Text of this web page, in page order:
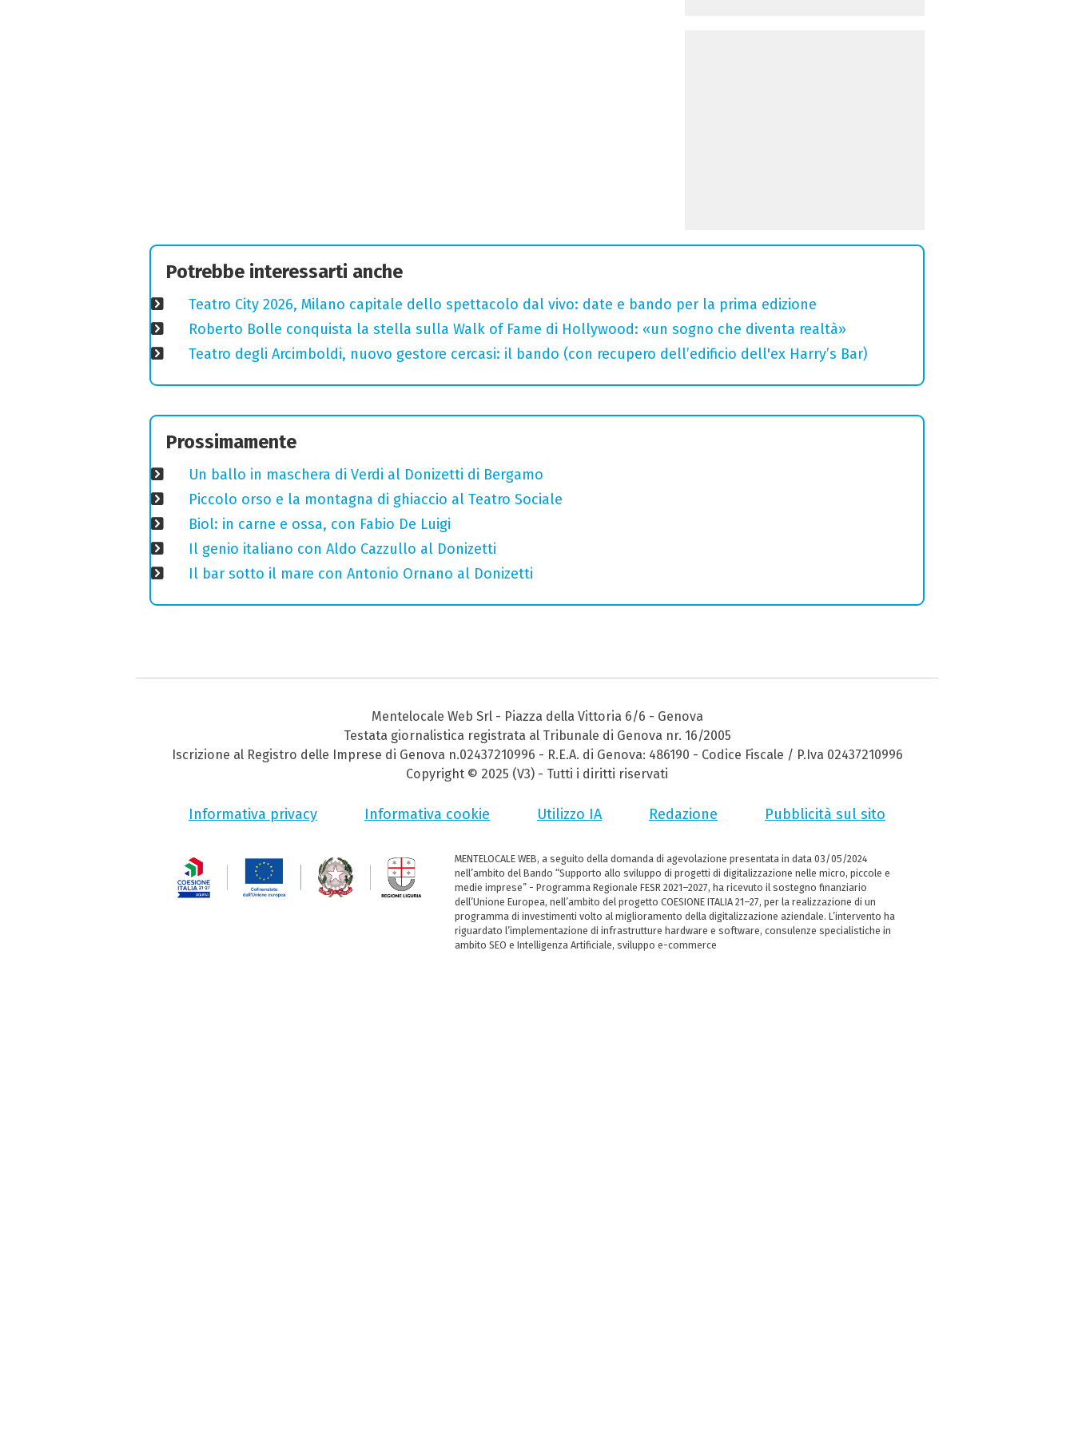
Potrebbe interessarti anche
Teatro City 2026, Milano capitale dello spettacolo dal vivo: date e bando per la prima edizione
Roberto Bolle conquista la stella sulla Walk of Fame di Hollywood: «un sogno che diventa realtà»
Teatro degli Arcimboldi, nuovo gestore cercasi: il bando (con recupero dell’edificio dell'ex Harry’s Bar)
Prossimamente
Un ballo in maschera di Verdi al Donizetti di Bergamo
Piccolo orso e la montagna di ghiaccio al Teatro Sociale
Biol: in carne e ossa, con Fabio De Luigi
Il genio italiano con Aldo Cazzullo al Donizetti
Il bar sotto il mare con Antonio Ornano al Donizetti
Mentelocale Web Srl - Piazza della Vittoria 6/6 - Genova
Testata giornalistica registrata al Tribunale di Genova nr. 16/2005
Iscrizione al Registro delle Imprese di Genova n.02437210996 - R.E.A. di Genova: 486190 - Codice Fiscale / P.Iva 02437210996
Copyright © 2025 (V3) - Tutti i diritti riservati
Informativa privacy Informativa cookie Utilizzo IA Redazione Pubblicità sul sito
MENTELOCALE WEB, a seguito della domanda di agevolazione presentata in data 03/05/2024
nell’ambito del Bando “Supporto allo sviluppo di progetti di digitalizzazione nelle micro, piccole e
medie imprese” - Programma Regionale FESR 2021–2027, ha ricevuto il sostegno finanziario
dell’Unione Europea, nell’ambito del progetto COESIONE ITALIA 21–27, per la realizzazione di un
programma di investimenti volto al miglioramento della digitalizzazione aziendale. L’intervento ha
riguardato l’implementazione di infrastrutture hardware e software, consulenze specialistiche in
ambito SEO e Intelligenza Artificiale, sviluppo e-commerce